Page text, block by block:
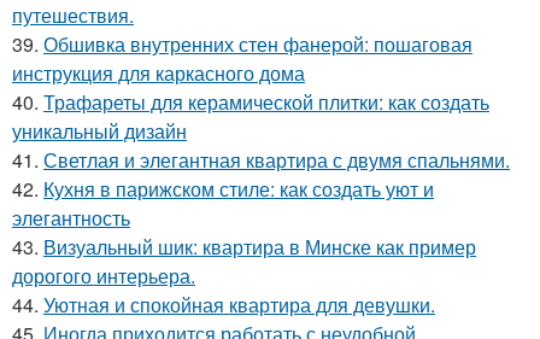
путешествия.
39. Обшивка внутренних стен фанерой: пошаговая
инструкция для каркасного дома
40. Трафареты для керамической плитки: как создать
уникальный дизайн
41. Светлая и элегантная квартира с двумя спальнями.
42. Кухня в парижском стиле: как создать уют и
элегантность
43. Визуальный шик: квартира в Минске как пример
дорогого интерьера.
44. Уютная и спокойная квартира для девушки.